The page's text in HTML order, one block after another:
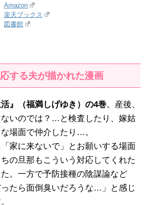
Amazon
楽天ブックス
図書館
する夫が描かれた漫画
活』（福満しげゆき）の4巻。産後、
いのでは？…と検査したり、嫁姑
場面で仲介したり…。
家に来ないで」とお願いする場面
の旦那もこういう対応してくれた
。一方で予防接種の陰謀論など
ったら面倒臭いだろうな…」と感じ